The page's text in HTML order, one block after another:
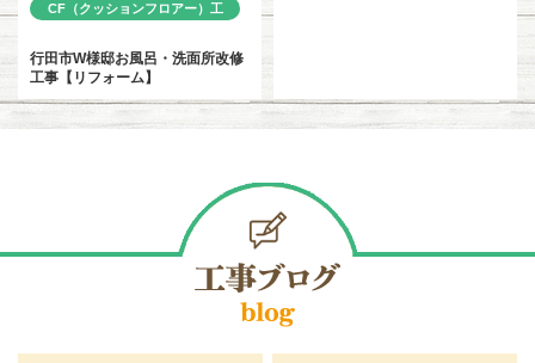
CF（クッションフロアー）工
行田市W様邸お風呂・洗面所改修
工事【リフォーム】